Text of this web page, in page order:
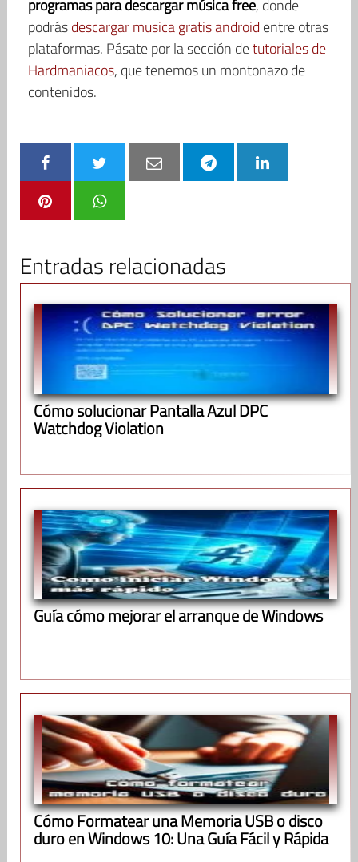
programas para descargar música free, donde
podrásdescargar musica gratis android entre otras
plataformas. Pásate por la sección detutoriales de
Hardmaniacos, que tenemos un montonazo de
contenidos.
Entradas relacionadas
Cómo solucionar Pantalla Azul DPC
Watchdog Violation
Guía cómo mejorar el arranque de Windows
Cómo Formatear una Memoria USB o disco
duro en Windows 10: Una Guía Fácil y Rápida